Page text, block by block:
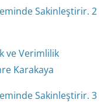
Sakinleştirir. 2
ve Verimlilik
Karakaya
Sakinleştirir. 3